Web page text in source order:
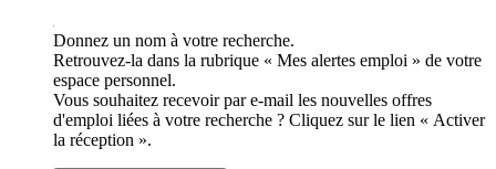
Donnez un nom à votre recherche.
Retrouvez-la dans la rubrique « Mes alertes emploi » de votre
espace personnel.
Vous souhaitez recevoir par e-mail les nouvelles offres
d'emploi liées à votre recherche ? Cliquez sur le lien « Activer
la réception ».